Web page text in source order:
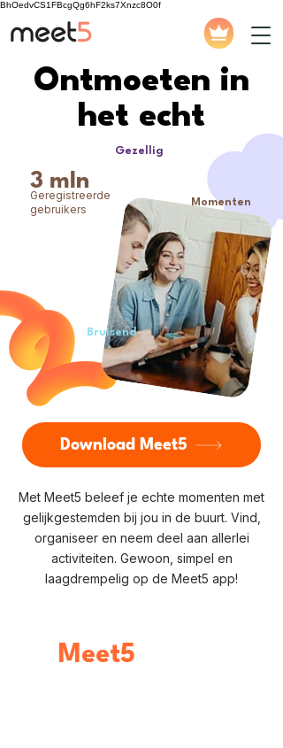
BhOedvCS1FBcgQg6hF2ks7Xnzc8O0f
Ontmoeten in
het echt
3 mln
Geregistreerde
gebruikers
Momenten
Gezellig
Bruisend
Download Meet5
Met Meet5 beleef je echte momenten met
gelijkgestemden bij jou in de buurt. Vind,
organiseer en neem deel aan allerlei
activiteiten. Gewoon, simpel en
laagdrempelig op de Meet5 app!
Meet5